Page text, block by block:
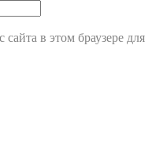
в этом браузере для